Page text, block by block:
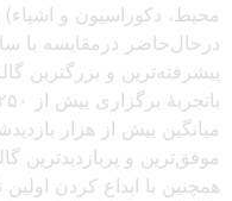
محیط، دکوراسیون و
درحال‌حاضر درمقایسه با
پیشرفته‌ترین و بزرگترین
میانگین بیش از هزار
موفق‌ترین و پربازدیدترین
همچنین با ابداع کردن